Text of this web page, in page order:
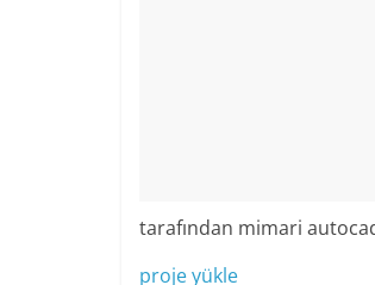
tarafından mimari
proje yükle